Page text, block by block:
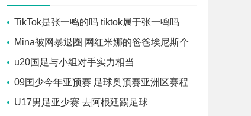
TikTok是张一鸣的吗 tiktok属于张一鸣吗
Mina被网暴退圈 网红米娜的爸爸埃尼斯个
人资料
u20国足与小组对手实力相当
09国少今年亚预赛 足球奥预赛亚洲区赛程
U17男足亚少赛 去阿根廷踢足球